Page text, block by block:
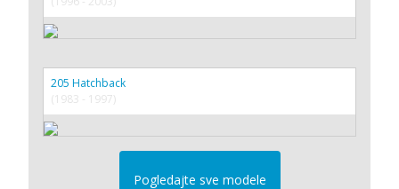
205 Hatchback
(1983 - 1997)
Pogledajte sve modele